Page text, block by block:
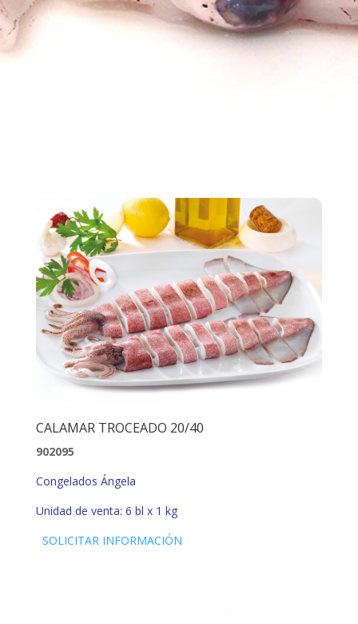
CALAMAR TROCEADO 20/40
902095
Congelados Ángela
Unidad de venta: 6 bl x 1 kg
SOLICITAR INFORMACIÓN